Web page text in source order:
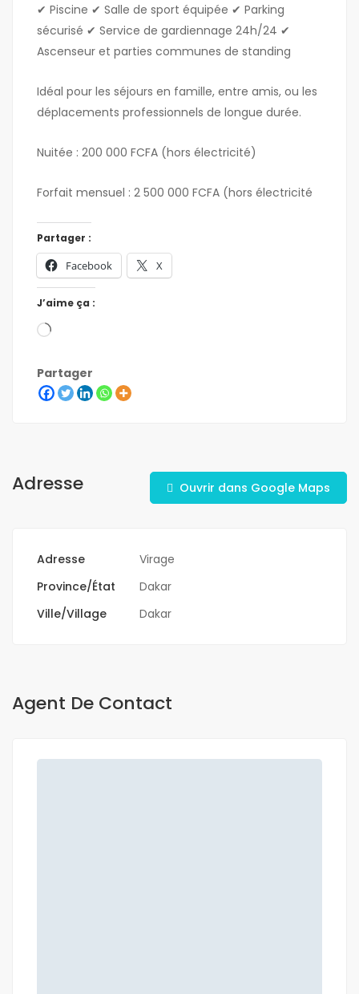
✔ Piscine ✔ Salle de sport équipée ✔ Parking
sécurisé ✔ Service de gardiennage 24h/24 ✔
Ascenseur et parties communes de standing
Idéal pour les séjours en famille, entre amis, ou les
déplacements professionnels de longue durée.
Nuitée : 200 000 FCFA (hors électricité)
Forfait mensuel : 2 500 000 FCFA (hors électricité
Partager :
Facebook X
J’aime ça :
Partager
Adresse Ouvrir dans Google Maps
Adresse
Virage
Province/État
Dakar
Ville/Village
Dakar
Agent De Contact